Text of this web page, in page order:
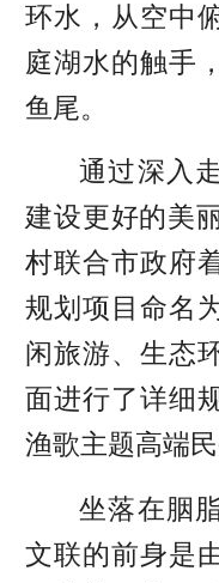
环水，从空中
庭湖水的触手
鱼尾。
通过深入
建设更好的美
村联合市政府
规划项目命名
闲旅游、生态
面进行了详细
渔歌主题高端
坐落在胭
文联的前身是